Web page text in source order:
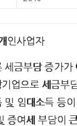
인사업자
세금부담 증가가
업으로 세금부
및 임대소득 등
증여세 부담이